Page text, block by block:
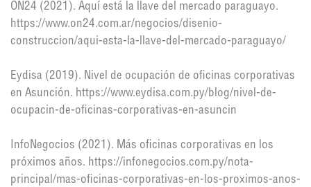
ON24 (2021). Aquí está la llave del mercado paraguayo.
https://www.on24.com.ar/negocios/disenio-
construccion/aqui-esta-la-llave-del-mercado-paraguayo/
Eydisa (2019). Nivel de ocupación de oficinas corporativas
en Asunción. https://www.eydisa.com.py/blog/nivel-de-
ocupacin-de-oficinas-corporativas-en-asuncin
InfoNegocios (2021). Más oficinas corporativas en los
próximos años. https://infonegocios.com.py/nota-
principal/mas-oficinas-corporativas-en-los-proximos-anos-